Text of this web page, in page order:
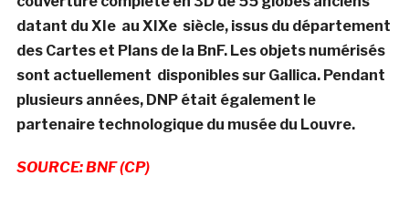
datant du XIe au XIXe siècle, issus du département
des Cartes et Plans de la BnF. Les objets numérisés
sont actuellement disponibles sur Gallica. Pendant
plusieurs années, DNP était également le
partenaire technologique du musée du Louvre.
SOURCE: BNF (CP)